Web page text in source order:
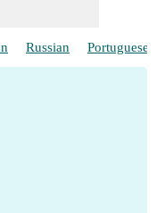
Russian Portuguese